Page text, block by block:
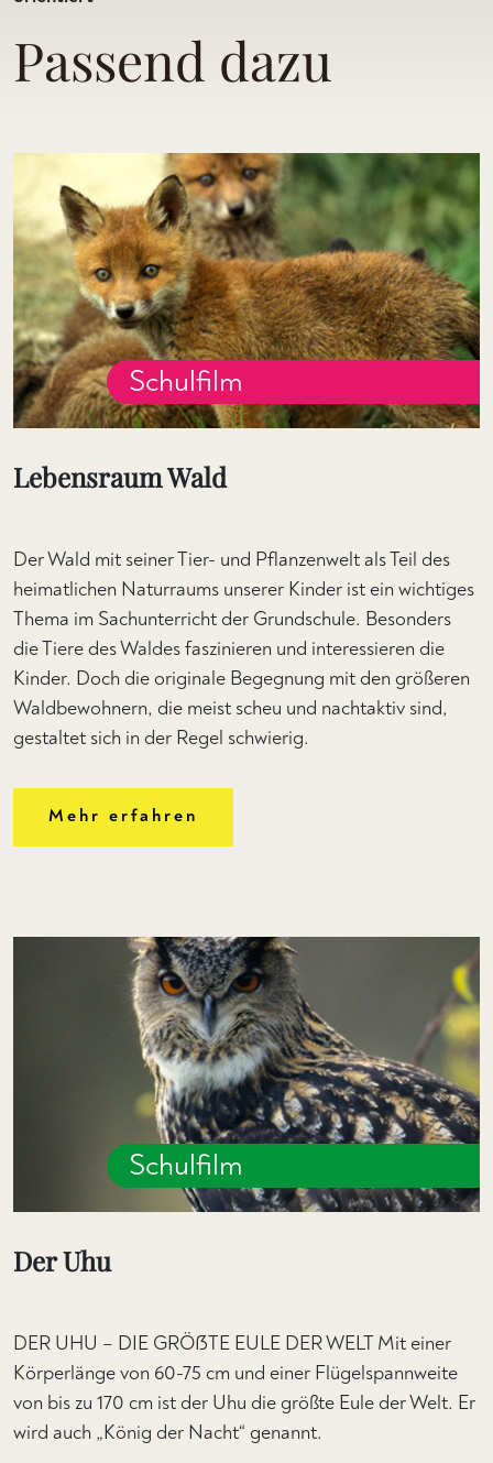
Passend dazu
Schulfilm
Lebensraum Wald
Der Wald mit seiner Tier- und Pflanzenwelt als Teil des
heimatlichen Naturraums unserer Kinder ist ein wichtiges
Thema im Sachunterricht der Grundschule. Besonders
die Tiere des Waldes faszinieren und interessieren die
Kinder. Doch die originale Begegnung mit den größeren
Waldbewohnern, die meist scheu und nachtaktiv sind,
gestaltet sich in der Regel schwierig.
Mehr erfahren
Schulfilm
Der Uhu
DER UHU – DIE GRÖßTE EULE DER WELT Mit einer
Körperlänge von 60-75 cm und einer Flügelspannweite
von bis zu 170 cm ist der Uhu die größte Eule der Welt. Er
wird auch „König der Nacht“ genannt.